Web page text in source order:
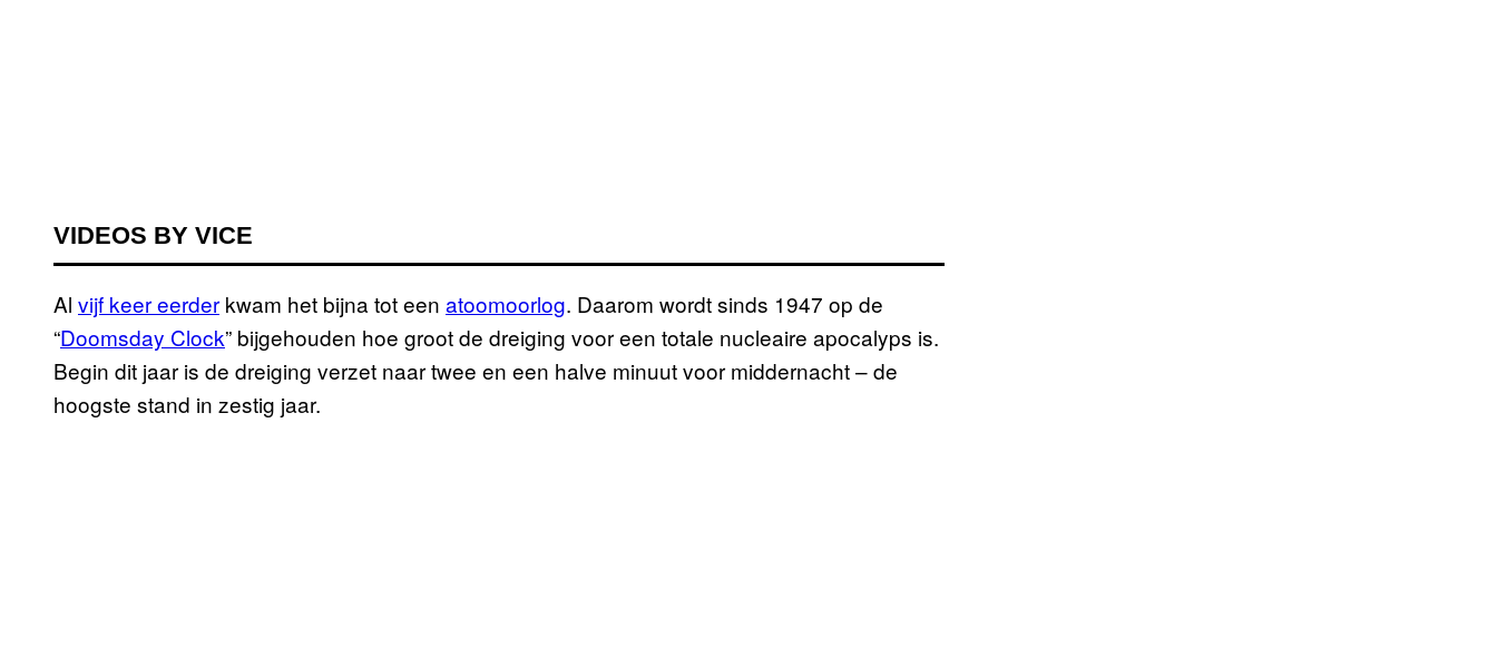
VIDEOS BY VICE
Al vijf keer eerder kwam het bijna tot een atoomoorlog. Daarom wordtsinds 1947 op de
“Doomsday Clock” bijgehouden hoe groot de dreiging voor een totale nucleaire apocalyps is.
Begin dit jaar is de dreiging verzet naar twee en een halve minuut voor middernacht – de
hoogste stand in zestig jaar.